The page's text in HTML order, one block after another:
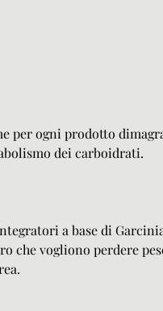
dei carboidrati.
a base di
che vogliono perdere